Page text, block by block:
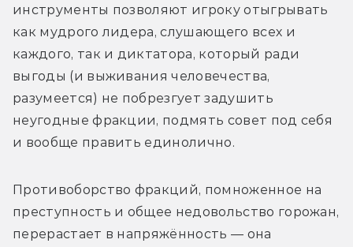
инструменты позволяют игроку отыгрывать
как мудрого лидера, слушающего всех и
каждого, так и диктатора, который ради
выгоды (и выживания человечества,
разумеется) не побрезгует задушить
неугодные фракции, подмять совет под себя
и вообще править единолично.
Противоборство фракций, помноженное на
преступность и общее недовольство горожан,
перерастает в напряжённость — она